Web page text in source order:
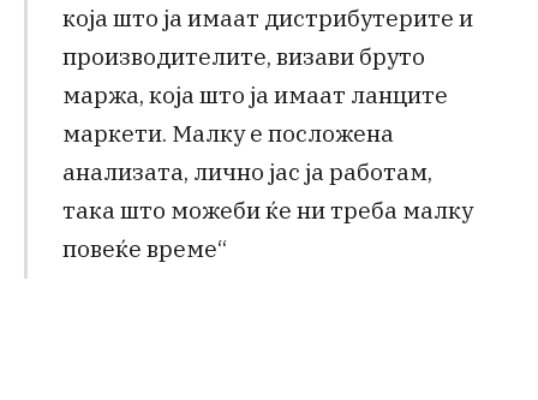
која што ја имаат дистрибутерите и
производителите, визави бруто
маржа, која што ја имаат ланците
маркети. Малку е посложена
анализата, лично јас ја работам,
така што можеби ќе ни треба малку
повеќе време“